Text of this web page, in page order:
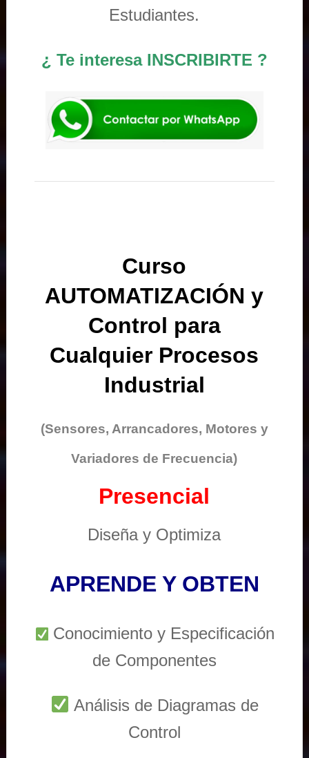
Estudiantes.
¿ Te interesa INSCRIBIRTE ?
Curso
AUTOMATIZACIÓN y
Control para
Cualquier Procesos
Industrial
(Sensores, Arrancadores, Motores y
Variadores de Frecuencia)
Presencial
Diseña y Optimiza
APRENDE Y OBTEN
Conocimiento y Especificación
de Componentes
Análisis de Diagramas de
Control